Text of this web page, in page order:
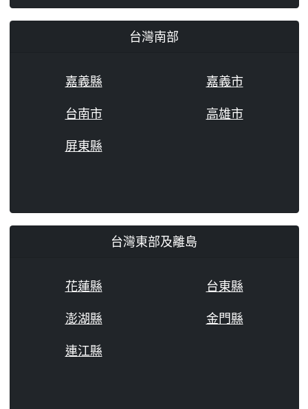
台灣南部
嘉義縣
嘉義市
台南市
高雄市
屏東縣
台灣東部及離島
花蓮縣
台東縣
澎湖縣
金門縣
連江縣